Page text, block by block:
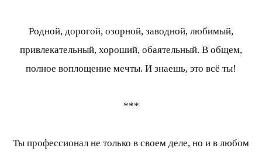
Родной, дорогой, озорной, заводной, любимый,
привлекательный, хороший, обаятельный. В общем,
полное воплощение мечты. И знаешь, это всё ты!
***
Ты профессионал не только в своем деле, но и в любом